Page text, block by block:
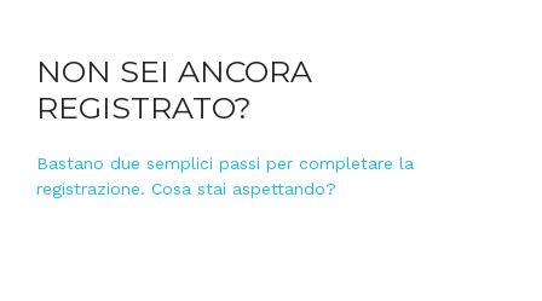
NON SEI ANCORA
REGISTRATO?
Bastano due semplici passi per completare la
registrazione. Cosa stai aspettando?